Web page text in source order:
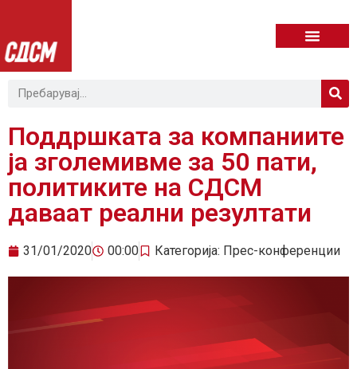
Поддршката за компаниите
ја зголемивме за 50 пати,
политиките на СДСМ
даваат реални резултати
31/01/2020 00:00 Категорија: Прес-конференции